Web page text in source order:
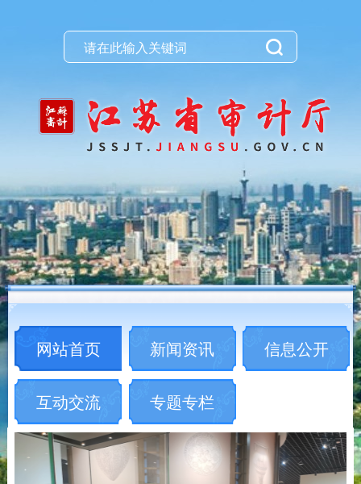
网站首页 新闻资讯 信息公开
互动交流 专题专栏